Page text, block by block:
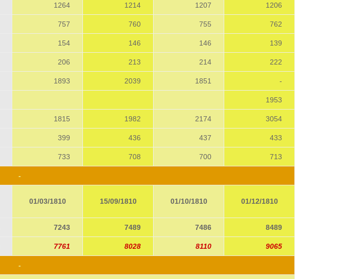
1264 1214 1207 1206
757 760 755 762
154 146 146 139
206 213 214 222
1893 2039 1851 -
1953
1815 1982 2174 3054
399 436 437 433
733 708 700 713
-
01/03/1810 15/09/1810 01/10/1810 01/12/1810
7243 7489 7486 8489
7761 8028 8110 9065
-